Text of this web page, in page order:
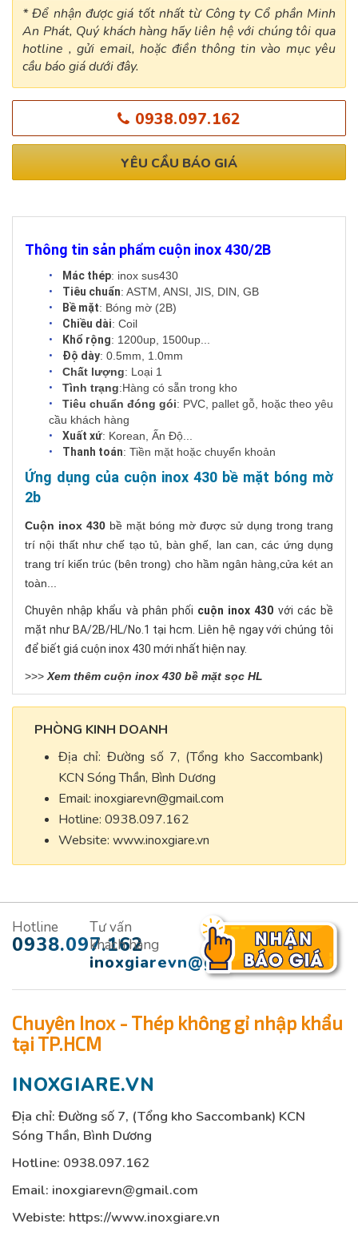
* Để nhận được giá tốt nhất từ Công ty Cổ phần Minh
An Phát, Quý khách hàng hãy liên hệ với chúng tôi qua
hotline , gửi email, hoặc điền thông tin vào mục yêu
cầu báo giá dưới đây.
0938.097.162
YÊU CẦU BÁO GIÁ
Thông tin sản phẩm cuộn inox 430/2B
Mác thép: inox sus430
Tiêu chuẩn: ASTM, ANSI, JIS, DIN, GB
Bề mặt: Bóng mờ (2B)
Chiều dài: Coil
Khổ rộng: 1200up, 1500up...
Độ dày: 0.5mm, 1.0mm
Chất lượng: Loại 1
Tình trạng:Hàng có sẵn trong kho
Tiêu chuẩn đóng gói: PVC, pallet gỗ, hoặc theo yêu
cầu khách hàng
Xuất xứ: Korean, Ấn Độ...
Thanh toán: Tiền mặt hoặc chuyển khoản
Ứng dụng của cuộn inox 430 bề mặt bóng mờ
2b
Cuộn inox 430 bề mặt bóng mờ được sử dụng trong trang
trí nội thất như chế tạo tủ, bàn ghế, lan can, các ứng dụng
trang trí kiến trúc (bên trong) cho hầm ngân hàng,cửa két an
toàn...
Chuyên nhập khẩu và phân phối cuộn inox 430 với các bề
mặt như BA/2B/HL/No.1 tại hcm. Liên hệ ngay với chúng tôi
để biết giá cuộn inox 430 mới nhất hiện nay.
>>> Xem thêm cuộn inox 430 bề mặt sọc HL
PHÒNG KINH DOANH
Địa chỉ: Đường số 7, (Tổng kho Saccombank)
KCN Sóng Thần, Bình Dương
Email: inoxgiarevn@gmail.com
Hotline: 0938.097.162
Website: www.inoxgiare.vn
Hotline
0938.097.162
Tư vấn
khách hàng
inoxgiarevn@gmail.com
Chuyên Inox - Thép không gỉ nhập khẩu
tại TP.HCM
INOXGIARE.VN
Địa chỉ: Đường số 7, (Tổng kho Saccombank) KCN
Sóng Thần, Bình Dương
Hotline: 0938.097.162
Email: inoxgiarevn@gmail.com
Webiste: https://www.inoxgiare.vn